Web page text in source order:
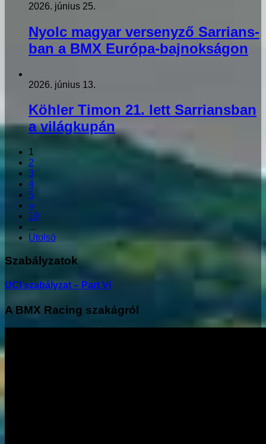
2026. június 25.
Nyolc magyar versenyző Sarrians-
ban a BMX Európa-bajnokságon
2026. június 13.
Köhler Timon 21. lett Sarriansban
a világkupán
1
2
3
4
5
»
10
...
Utolsó
Szabályzatok
UCI szabályzat – Part VI
A BMX Racing szakágról